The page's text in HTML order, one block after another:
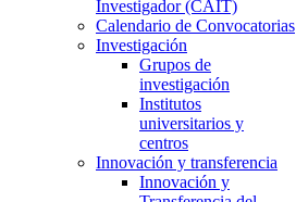
Investigador (CAIT)
Calendario de Convocatorias
Investigación
Grupos de
investigación
Institutos
universitarios y
centros
Innovación y transferencia
Innovación y